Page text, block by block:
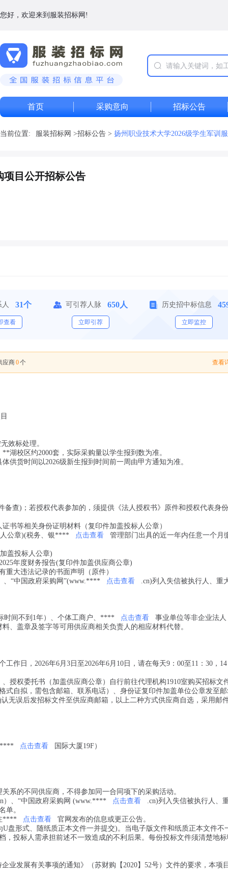
您好，欢迎来到服装招标网!
首页 采购意向 招标公告
当前位置: 服装招标网 >招标公告 > 扬州职业技术大学2026级学生军训
项目公开招标公告
31个
查看
可引荐人脉 650人
立即引荐
历史招中标信息
立即监控
应商0个 查看
效标处理。
湖校区约2000套，实际采购量以学生报到数为准。
供货时间以2026级新生报到时间前一周由甲方通知为准。
查)；若授权代表参加的，须提供《法人授权书》原件和授权代表身
书等相关身份证明材料（复印件加盖投标人公章）
公章)(税务、银****
点击查看 管理部门出具的近一年内任意一个月
盖投标人公章)
年度财务报告(复印件加盖供应商公章)
重大违法记录的书面声明（原件）
、“中国政府采购网”(www.****
点击查看 .cn)列入失信被执行人、重
时间不到1年）、个体工商户、**** 点击查看
事业单位等非企业法
、盖章及签字等可用供应商相关负责人的相应材料代替。
作日，2026年6月3日至2026年6月10日，请在每天9：00至11：30，
授权委托书（加盖供应商公章）自行前往代理机构1910室购买招标文
自拟，需包含邮箱、联系电话）、身份证复印件加盖单位公章发至
无误后发招标文件至供应商邮箱，以上二种方式供应商自选，采用邮
**** 点击查看 国际大厦19F）
系的不同供应商，不得参加同一合同项下的采购活动。
）、“中国政府采购网 (www.****
点击查看
.cn)列入失信被执行人、
单。
****
点击查看
官网发布的信息或更正公告。
盘形式、随纸质正本文件一并提交)。当电子版文件和纸质正本文件不
，投标人需承担前述不一致造成的不利后果。每份投标文件须清楚地标
业发展有关事项的通知》（苏财购【2020】52号）文件的要求，本项